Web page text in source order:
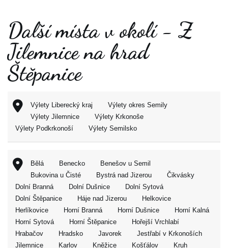
Další místa v okolí - Z
Jilemnice na hrad
Štěpanice
Výlety Liberecký kraj
Výlety okres Semily
Výlety Jilemnice
Výlety Krkonoše
Výlety Podkrkonoší
Výlety Semilsko
Bělá Benecko
Benešov u Semil
Bukovina u Čisté
Bystrá nad Jizerou
Čikvásky
Dolní Branná
Dolní Dušnice
Dolní Sytová
Dolní Štěpanice
Háje nad Jizerou
Helkovice
Herlíkovice
Horní Branná Horní Dušnice
Horní Kalná
Horní Sytová
Horní Štěpanice
Hořejší Vrchlabí
Hrabačov
Hradsko Javorek
Jestřabí v Krkonoších
Jilemnice
Karlov Kněžice Košťálov Kruh